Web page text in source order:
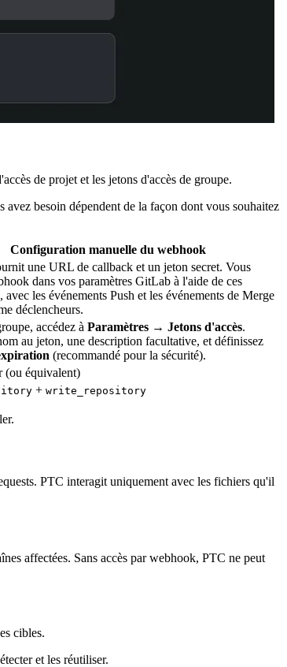
de projet et les jetons d'accès de groupe.
besoin dépendent de la façon dont vous souhaitez
Configuration manuelle du webhook
une URL de callback et un jeton secret. Vous
dans vos paramètres GitLab à l'aide de ces
les événements Push et les événements de Merge
déclencheurs.
accédez à Paramètres → Jetons d'accès.
au jeton, une description facultative, et définissez
(recommandé pour la sécurité).
(ou équivalent)
+ write_repository
PTC interagit uniquement avec les fichiers qu'il
affectées. Sans accès par webhook, PTC ne peut
cibles.
et les réutiliser.